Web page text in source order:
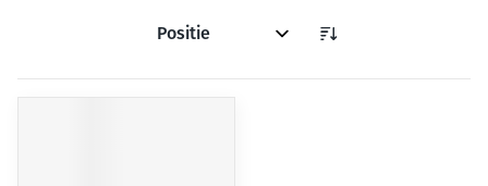
Sorteer op: